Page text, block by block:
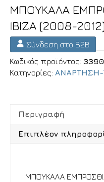
ΜΠΟΥΚΑΛΑ
IBIZA (2008-2012)
Σύνδεση στο B2B
Κωδικός προϊόντος:
Κατηγορίες: ΑΝΑΡΤΗΣΗ-
Περιγραφή
Επιπλέον
ΜΠΟΥΚΑΛΑ